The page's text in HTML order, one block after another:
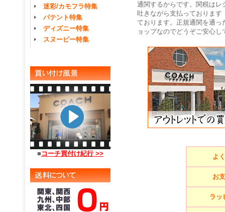
迷彩/カモフラ特集
パテント特集
ディズニー特集
スヌーピー特集
■ コーチ買付け紀行 >>
通関するからです。関税は
吐きながら支払っておりま
ております。正規通関を通
ョップなのでどうぞご安心
よ
お
ラッ